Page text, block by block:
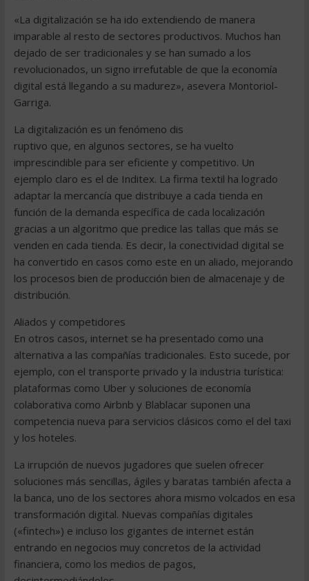
«La digitalización se ha ido extendiendo de manera
imparable al resto de sectores productivos. Muchos han
dejado de ser tradicionales y se han sumado a los
revolucionados, un signo irrefutable de que la economía
digital está llegando a su madurez», asevera Montoriol-
Garriga.
La digitalización es un fenómeno dis
ruptivo que, en algunos sectores, se ha vuelto
imprescindible para ser eficiente y competitivo. Un
ejemplo claro es el de Inditex. La firma textil ha logrado
adaptar la mercancía que distribuye a cada tienda en
función de la demanda específica de cada localización
gracias a un algoritmo que predice las tallas que más se
venden en cada tienda. Es decir, la conectividad digital se
ha convertido en casos como este en un aliado, mejorando
los procesos bien de producción bien de almacenaje y de
distribución.
Aliados y competidores
En otros casos, internet se ha presentado como una
alternativa a las compañías tradicionales. Esto sucede, por
ejemplo, con el transporte privado y la industria turística:
plataformas como Uber y soluciones de economía
colaborativa como Airbnb y Blablacar suponen una
competencia nueva para servicios clásicos como el del taxi
y los hoteles.
La irrupción de nuevos jugadores que suelen ofrecer
soluciones más sencillas, ágiles y baratas también afecta a
la banca, uno de los sectores ahora mismo volcados en esa
transformación digital. Nuevas compañías digitales
(«fintech») e incluso los gigantes de internet están
entrando en negocios muy concretos de la actividad
financiera, como los medios de pagos,